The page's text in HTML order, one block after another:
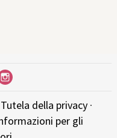
Tutela della privacy·
per gli